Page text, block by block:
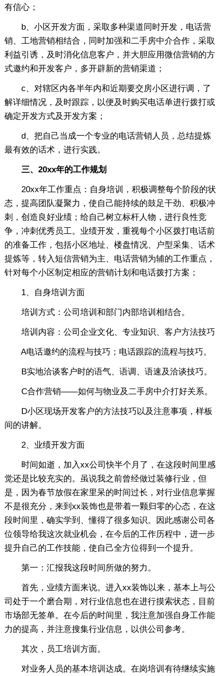
有信心；
b、小区开发方面，采取多种渠道同时开发，电话营
销、工地营销相结合，同时加强和二手房中介合作，采取
利益引诱，及时消化信息客户，并大胆应用微信营销的方
式邀约和开发客户，多开辟新的营销渠道；
c、对辖区内各半年内和近期要交房小区进行调，了
解详细情况，及时跟踪，以便及时购买电话单进行拨打或
确定开发方式及开发方案；
d、把自己当成一个专业的电话营销人员，总结提炼
最有效的话术，进行实践。
三、20xx年的工作规划
20xx年工作重点：自身培训，积极调整每个阶段的状
态，提高团队凝聚力，使自己能持续的鼓足干劲、积极冲
刺，创造良好业绩；给自己树立标杆人物，进行良性竞
争，冲刺优秀员工。业绩开发，重视每个小区拨打电话前
的准备工作，包括小区地址、楼盘情况、户型采集、话术
提炼等，转入短信营销为主、电话营销为辅的工作重点，
针对每个小区制定相应的营销计划和电话拨打方案；
1、自身培训方面
培训方式：公司培训和部门内部培训相结合。
培训内容：公司企业文化、专业知识、客户方法技巧
A电话邀约的流程与技巧；电话跟踪的流程与技巧。
B实地洽谈客户时的语气、语调、语速及洽谈技巧。
C合作营销——如何与物业及二手房中介打好关系。
D小区现场开发客户的方法技巧以及注意事项，样板
间的讲解。
2、业绩开发方面
时间如逝，加入xx公司快半个月了，在这段时间里感
觉还是比较充实的。虽说我之前曾经做过装修行业，但
是，因为春节放假在家里呆的时间过长，对行业信息掌握
不是很充分，来到xx装饰也是带着一颗归零的心态，在这
段时间里，确实学到、懂得了很多知识。因此感谢公司各
位领导给我这次就业机会，在今后的工作历程中，进一步
提升自己的工作技能，使自己全方位得到一个提升。
第一：汇报我这段时间所做的努力。
首先，业绩方面来说。进入xx装饰以来，基本上与公
司处于一个磨合期，对行业信息也在进行摸索状态，目前
市场部无签单。在今后的时间里，我注意加强自身工作能
力的提高，并注意搜集行业信息，以供公司参考。
其次，员工培训方面。
对业务人员的基本培训达成。在岗培训有待继续实施